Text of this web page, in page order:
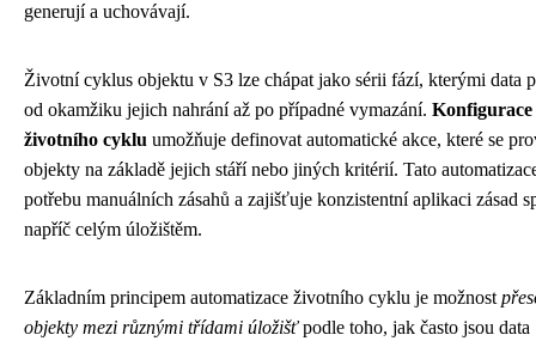
generují a uchovávají.
Životní cyklus objektu v S3 lze chápat jako sérii fází, kterými data
od okamžiku jejich nahrání až po případné vymazání.
životního cyklu umožňuje definovat automatické akce, které se
objekty na základě jejich stáří nebo jiných kritérií. Tato
potřebu manuálních zásahů a zajišťuje konzistentní aplikaci zásad
napříč celým úložištěm.
Základním principem automatizace životního cyklu je možnost
objekty mezi různými třídami úložišťpodle toho, jak často jsou data